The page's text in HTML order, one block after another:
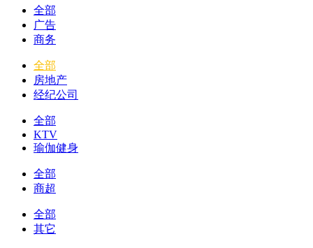
全部
广告
商务
全部
房地产
经纪公司
全部
KTV
瑜伽健身
全部
商超
全部
其它